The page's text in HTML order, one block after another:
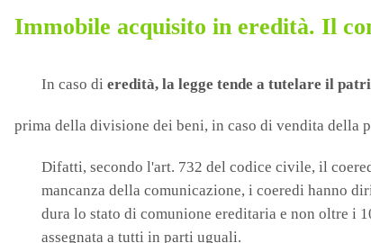
Immobile acquisito in eredità. Il
In caso di eredità, la legge tende a tutelare il
prima della divisione dei beni, in caso di vendita della
Difatti, secondo l'art. 732 del codice civile, il
mancanza della comunicazione, i coeredi hanno
dura lo stato di comunione ereditaria e non oltre i
assegnata a tutti in parti uguali.